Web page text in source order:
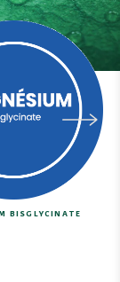
BISGLYCINATE